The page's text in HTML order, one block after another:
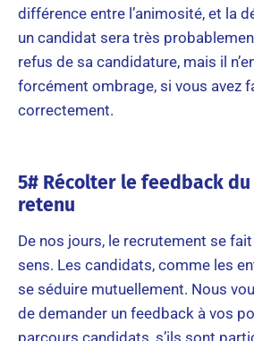
différence entre l’animosité, et la
un candidat sera très
refus de sa candidature, mais il
forcément ombrage, si vous avez
correctement.
5# Récolter le feedback
retenu
De nos jours, le recrutement se
sens. Les candidats, comme les
se séduire mutuellement. Nous
de demander un feedback à vos